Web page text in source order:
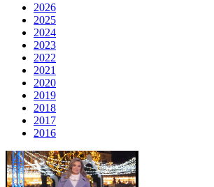
2026
2025
2024
2023
2022
2021
2020
2019
2018
2017
2016